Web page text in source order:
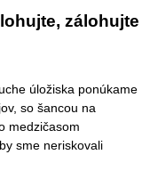
zálohujte
úložiska ponúkame
so šancou na
medzičasom
sme neriskovali